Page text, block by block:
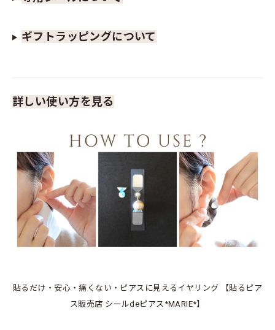
ギフトラッピングについて
詳しい使い方を見る
貼るだけ・安心・痛くない・ピアスに見えるイヤリング 【貼るピア
ス販売店 シールdeピアス*MARIE*】